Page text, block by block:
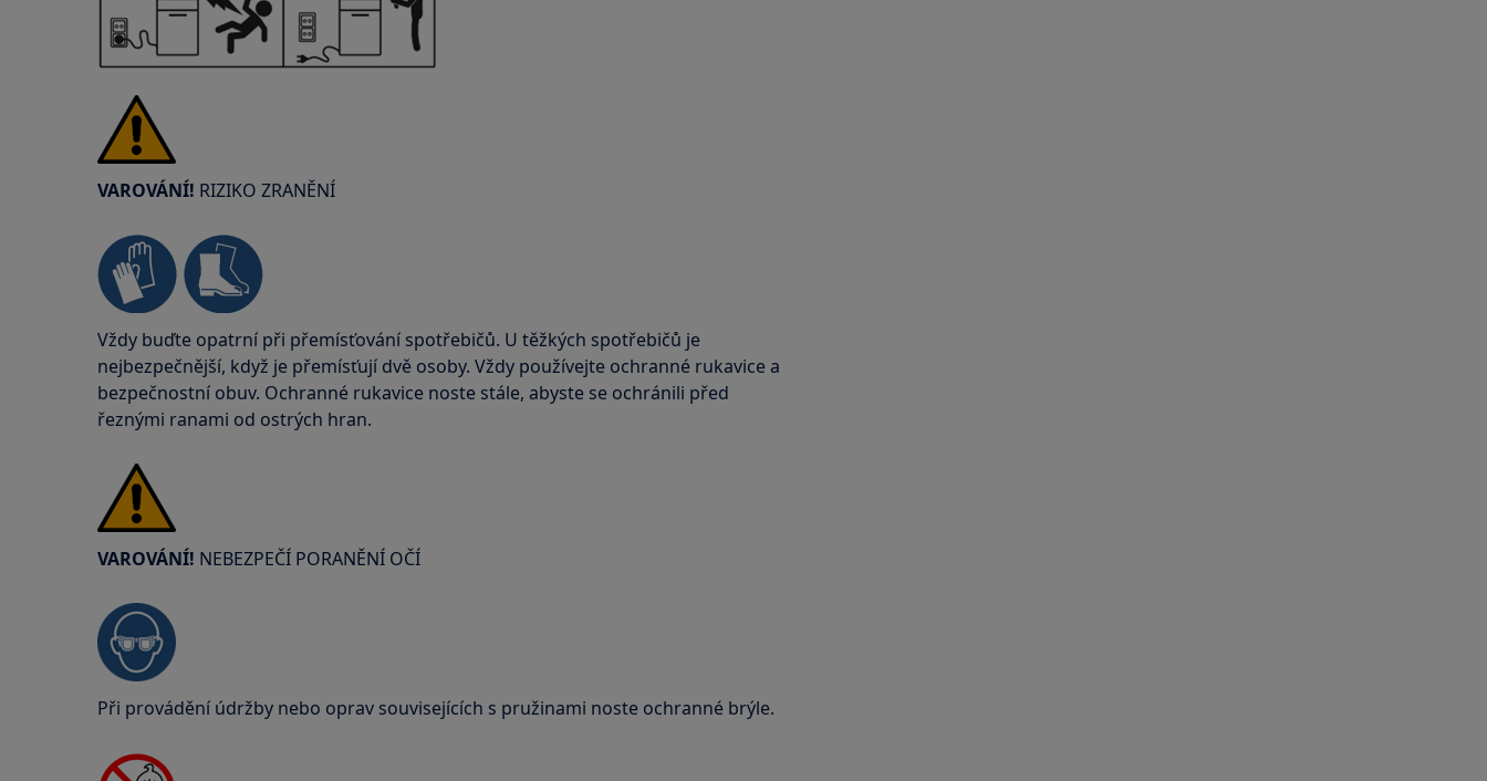
VAROVÁNÍ! RIZIKO ZRANĚNÍ
Vždy buďte opatrní při přemísťování spotřebičů. U těžkých spotřebičů je
nejbezpečnější, když je přemísťují dvě osoby. Vždy používejte ochranné rukavice a
bezpečnostní obuv. Ochranné rukavice noste stále, abyste se ochránili před
řeznými ranami od ostrých hran.
VAROVÁNÍ! NEBEZPEČÍ PORANĚNÍ OČÍ
Při provádění údržby nebo oprav souvisejících s pružinami noste ochranné brýle.